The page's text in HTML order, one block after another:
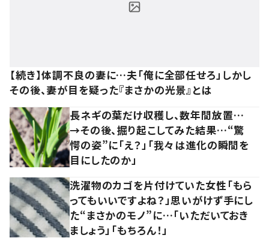
【続き】体調不良の妻に…夫「俺に全部任せろ」しかし
その後、妻が目を疑った『まさかの光景』とは
長ネギの葉だけ収穫し、数年間放置…
→その後、掘り起こしてみた結果…“驚
愕の姿”に「え？」「我々は進化の瞬間を
目にしたのか」
洗濯物のカゴを片付けていた女性「もら
ってもいいですよね？」思いがけず手にし
た“まさかのモノ”に…「いただいておき
ましょう」「もちろん！」